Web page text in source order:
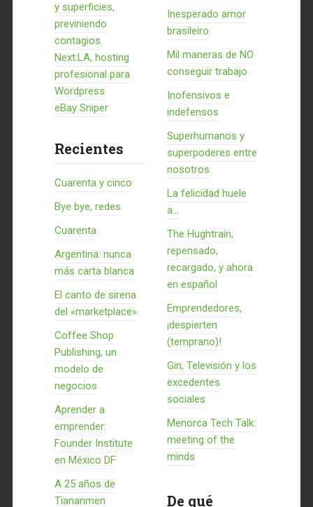
y superficies,
previniendo
contagios.
Next.LA, hosting
profesional para
Wordpress
eBay Sniper
Recientes
Cuarenta y cinco
Bye bye, redes
Cuarenta
Argentina: nunca
más carta blanca
El canto de sirena
del «marketplace»
Coffee Shop
Publishing, un
modelo de
negocios
Aprender a
emprender:
Founder Institute
en México DF
A 25 años de
Tiananmen
Inesperado amor
brasileiro
Mil maneras de NO
conseguir trabajo
Inofensivos e
indefensos
Superhumanos y
superpoderes entre
nosotros
La felicidad huele
a...
The Hughtrain,
repensado,
recargado, y ahora
en español
Emprendedores,
¡despierten
(temprano)!
Gin, Televisión y los
excedentes
sociales
Menorca Tech Talk:
meeting of the
minds
De qué